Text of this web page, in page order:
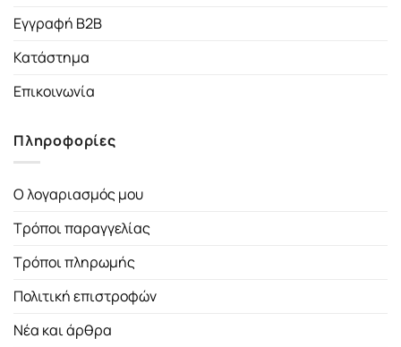
Εγγραφή B2B
Κατάστημα
Επικοινωνία
Πληροφορίες
Ο λογαριασμός μου
Τρόποι παραγγελίας
Τρόποι πληρωμής
Πολιτική επιστροφών
Νέα και άρθρα